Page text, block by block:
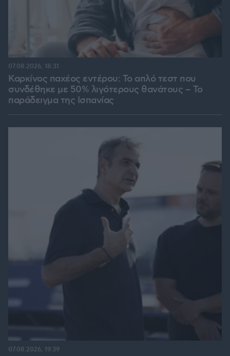
Καρκίνος παχέος εντέρου: Το απλό τεστ που
συνδέθηκε με 50% λιγότερους θανάτους – Το
παράδειγμα της Ισπανίας
07.08.2026, 18:31
07.08.2026, 19:39